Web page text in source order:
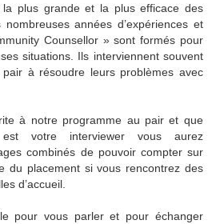
la plus grande et la plus efficace des
nombreuses années d’expériences et
Counsellor » sont formés pour
situations. Ils interviennent souvent
à résoudre leurs problèmes avec
à notre programme au pair et que
votre interviewer vous aurez
combinés de pouvoir compter sur
du placement si vous rencontrez des
d’accueil.
pour vous parler et pour échanger